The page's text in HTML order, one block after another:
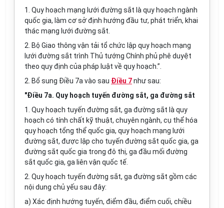
1. Quy hoạch mạng lưới đường sắt là quy hoạch ngành
quốc gia, làm cơ sở định hướng đầu tư, phát triển, khai
thác mạng lưới đường sắt.
2. Bộ Giao thông vận tải tổ chức lập quy hoạch mạng
lưới đường sắt trình Thủ tướng Chính phủ phê duyệt
theo quy định của pháp luật về quy hoạch.”.
2. Bổ sung Điều 7a vào sau Điều 7như sau:
"Điều 7a. Quy hoạch tuyến đường sắt, ga đường sắt
1. Quy hoạch tuyến đường sắt, ga đường sắt là quy
hoạch có tính chất kỹ thuật, chuyên ngành, cụ thể hóa
quy hoạch tổng thể quốc gia, quy hoạch mạng lưới
đường sắt, được lập cho tuyến đường sắt quốc gia, ga
đường sắt quốc gia trong đô thị, ga đầu mối đường
sắt quốc gia, ga liên vận quốc tế.
2. Quy hoạch tuyến đường sắt, ga đường sắt gồm các
nội dung chủ yếu sau đây:
a) Xác định hướng tuyến, điểm đầu, điểm cuối, chiều